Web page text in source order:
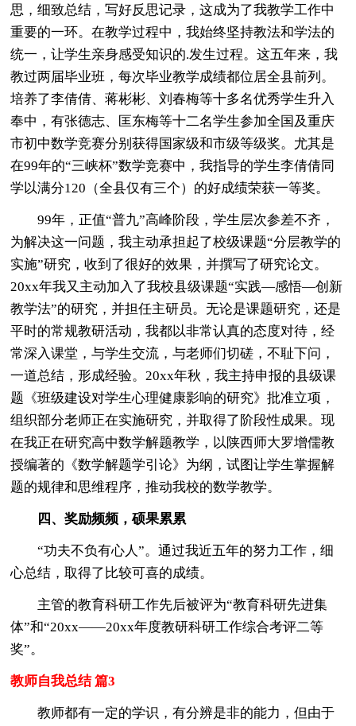
思，细致总结，写好反思记录，这成为了我教学工作中
重要的一环。在教学过程中，我始终坚持教法和学法的
统一，让学生亲身感受知识的.发生过程。这五年来，我
教过两届毕业班，每次毕业教学成绩都位居全县前列。
培养了李倩倩、蒋彬彬、刘春梅等十多名优秀学生升入
奉中，有张德志、匡东梅等十二名学生参加全国及重庆
市初中数学竞赛分别获得国家级和市级等级奖。尤其是
在99年的“三峡杯”数学竞赛中，我指导的学生李倩倩同
学以满分120（全县仅有三个）的好成绩荣获一等奖。
99年，正值“普九”高峰阶段，学生层次参差不齐，
为解决这一问题，我主动承担起了校级课题“分层教学的
实施”研究，收到了很好的效果，并撰写了研究论文。
20xx年我又主动加入了我校县级课题“实践—感悟—创新
教学法”的研究，并担任主研员。无论是课题研究，还是
平时的常规教研活动，我都以非常认真的态度对待，经
常深入课堂，与学生交流，与老师们切磋，不耻下问，
一道总结，形成经验。20xx年秋，我主持申报的县级课
题《班级建设对学生心理健康影响的研究》批准立项，
组织部分老师正在实施研究，并取得了阶段性成果。现
在我正在研究高中数学解题教学，以陕西师大罗增儒教
授编著的《数学解题学引论》为纲，试图让学生掌握解
题的规律和思维程序，推动我校的数学教学。
四、奖励频频，硕果累累
“功夫不负有心人”。通过我近五年的努力工作，细
心总结，取得了比较可喜的成绩。
主管的教育科研工作先后被评为“教育科研先进集
体”和“20xx——20xx年度教研科研工作综合考评二等
奖”。
教师自我总结 篇3
教师都有一定的学识，有分辨是非的能力，但由于